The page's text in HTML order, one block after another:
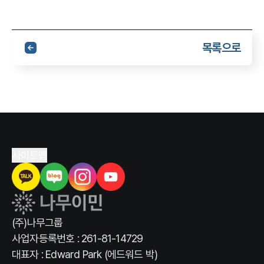
목록으로
(주)나무그룹
사업자등록번호 : 261-81-14729
대표자 : Edward Park (에드워드 박)